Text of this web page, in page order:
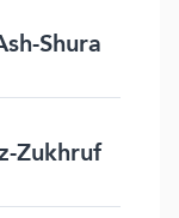
Shura
Zukhruf